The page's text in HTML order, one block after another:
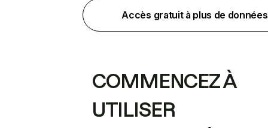
Accès gratuit à plus de données
COMMENCEZ À
UTILISER